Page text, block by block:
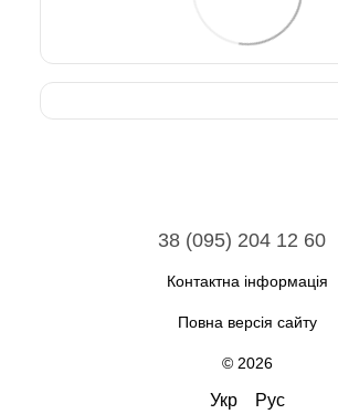
38 (095) 204 12 60
Контактна інформація
Повна версія сайту
© 2026
Укр Рус